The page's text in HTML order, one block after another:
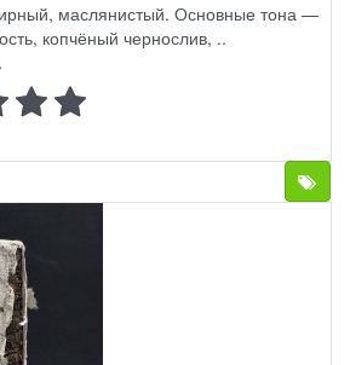
маслянистый. Основные тона —
копчёный чернослив, ..